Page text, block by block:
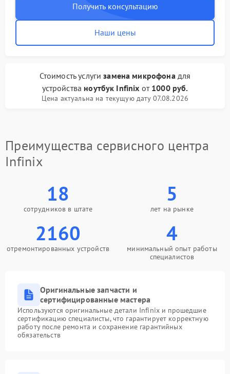
Получить консультацию
Наши цены
Стоимость услугизамена микрофона для
устройства ноутбук Infinix от 1000 руб.
Цена актуальна на текущую дату 07.08.2026
Преимущества сервисного центра
Infinix
18
сотрудников в штате
5
лет на рынке
2160
отремонтированных устройств
4
минимальный опыт работы
специалистов
Оригинальные запчасти и
сертифицированные мастера
Используются оригинальные детали Infinix и прошедшие
сертификацию специалисты, что гарантирует корректную
работу после ремонта и сохранение гарантийных
обязательств